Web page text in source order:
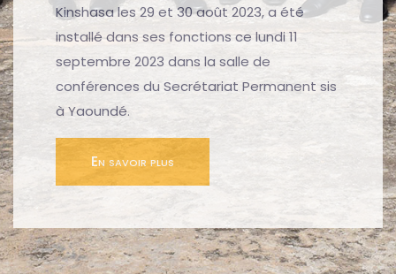
Kinshasa les 29 et 30 août 2023, a été
installé dans ses fonctions ce lundi 11
septembre 2023 dans la salle de
conférences du Secrétariat Permanent sis
à Yaoundé.
En savoir plus